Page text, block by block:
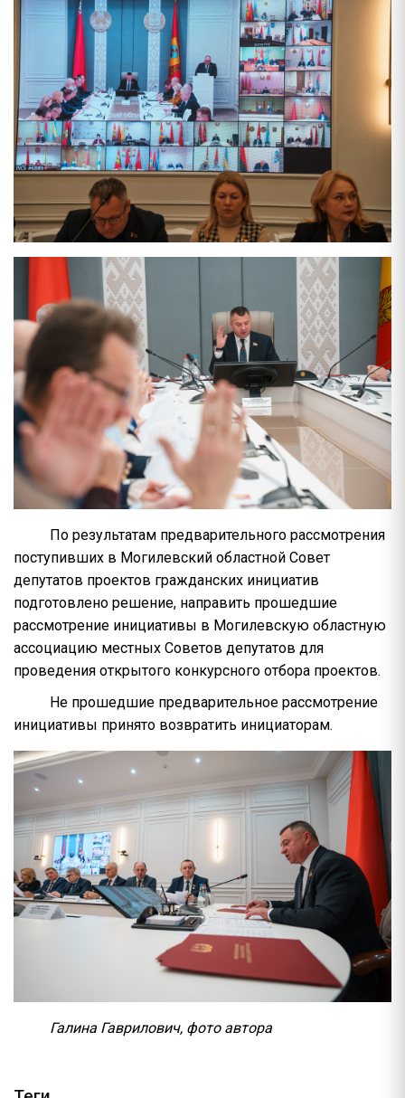
По результатам предварительного рассмотрения
поступивших в Могилевский областной Совет
депутатов проектов гражданских инициатив
подготовлено решение, направить прошедшие
рассмотрение инициативы в Могилевскую областную
ассоциацию местных Советов депутатов для
проведения открытого конкурсного отбора проектов.
Не прошедшие предварительное рассмотрение
инициативы принято возвратить инициаторам.
Галина Гаврилович, фото автора